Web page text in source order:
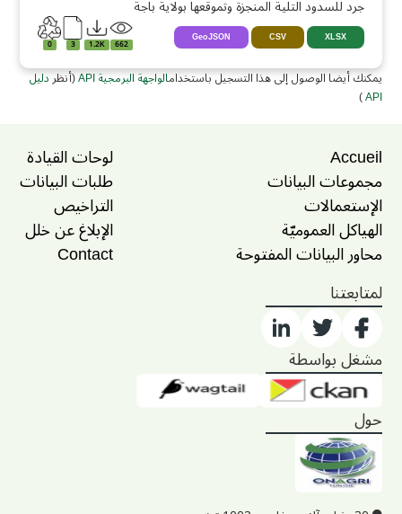
جرد للسدود التلية المنجزة وتموقعها بولاية باجة
XLSX
CSV
GeoJSON
662
1.2K
3
0
يمكنك أيضا الوصول إلى هذا التسجيل باستخدامالواجهة البرمجية API (أنظردليل
API
)
Accueil
مجموعات البيانات
الإستعمالات
الهياكل العموميّة
محاور البيانات المفتوحة
لوحات القيادة
طلبات البيانات
التراخيص
الإبلاغ عن خلل
Contact
لمتابعتنا
مشغل بواسطة
حول